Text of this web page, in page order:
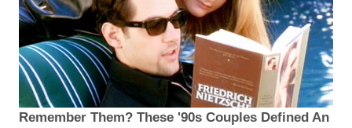
Remember Them? These '90s Couples Defined An